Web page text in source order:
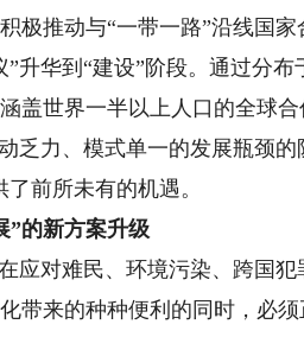
极推动与“一带一路”沿线国家
升华到“建设”阶段。通过分布
盖世界一半以上人口的全球
乏力、模式单一的发展瓶颈的
前所未有的机遇。
的新方案升级
对难民、环境污染、跨国犯
带来的种种便利的同时，必